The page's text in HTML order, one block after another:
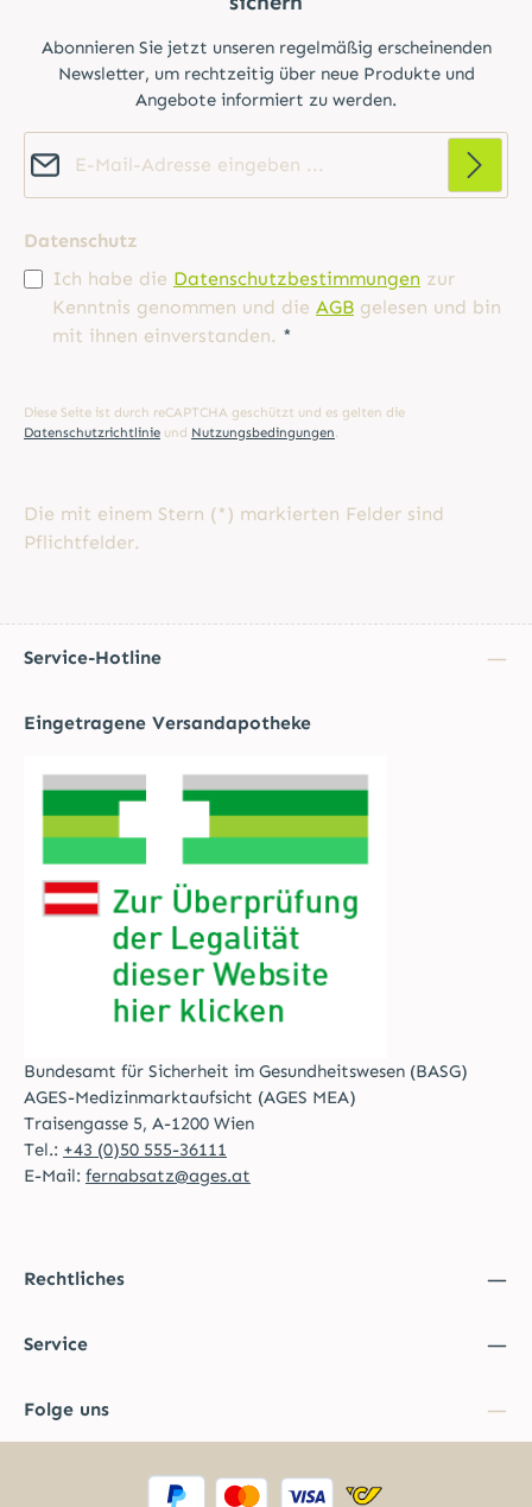
Abonnieren Sie jetzt unseren regelmäßig erscheinenden
Newsletter, um rechtzeitig über neue Produkte und
Angebote informiert zu werden.
Datenschutz
Ich habe die Datenschutzbestimmungen zur
Kenntnis genommen und die AGB gelesen und bin
mit ihnen einverstanden. *
Diese Seite ist durch reCAPTCHA geschützt und es gelten die
Datenschutzrichtlinie und Nutzungsbedingungen.
Die mit einem Stern (*) markierten Felder sind
Pflichtfelder.
Service-Hotline
Eingetragene Versandapotheke
Bundesamt für Sicherheit im Gesundheitswesen (BASG)
AGES-Medizinmarktaufsicht (AGES MEA)
Traisengasse 5, A-1200 Wien
Tel.: +43 (0)50 555-36111
E-Mail: fernabsatz@ages.at
Rechtliches
Service
Folge uns